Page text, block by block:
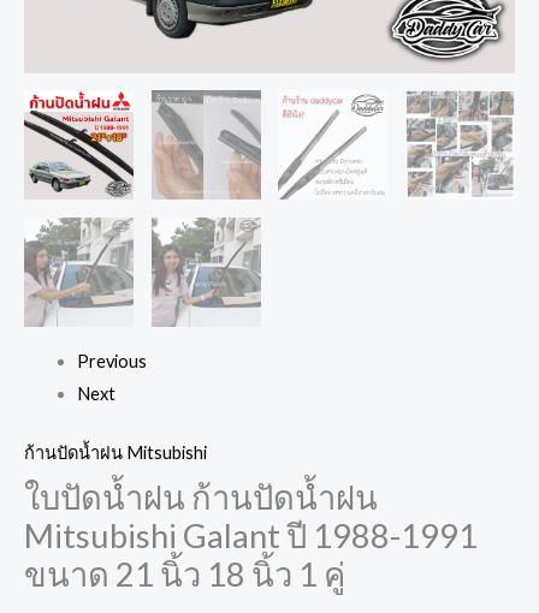
Previous
Next
ก้านปัดน้ำฝน Mitsubishi
ใบปัดน้ำฝน ก้านปัดน้ำฝน
Mitsubishi Galant ปี 1988-1991
ขนาด 21 นิ้ว 18 นิ้ว 1 คู่